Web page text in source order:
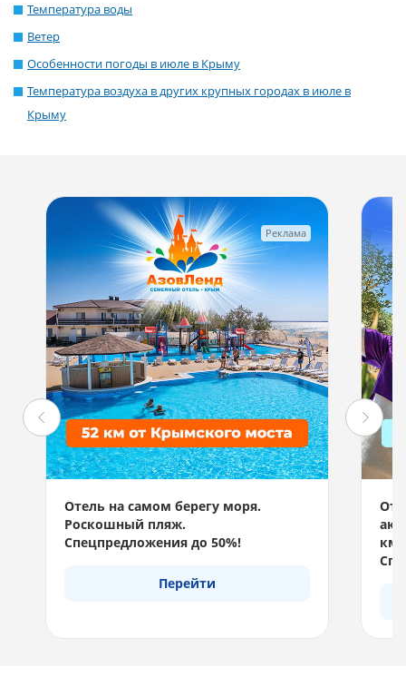
Температура воды
Ветер
Особенности погоды в июле в Крыму
Температура воздуха в других крупных городах в июле в
Крыму
Реклама
Отель на самом берегу моря.
Роскошный пляж.
Спецпредложения до 50%!
Перейти
км